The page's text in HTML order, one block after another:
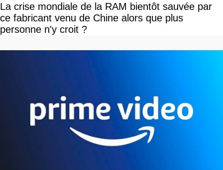
La crise mondiale de la RAM bientôt sauvée par
ce fabricant venu de Chine alors que plus
personne n'y croit ?